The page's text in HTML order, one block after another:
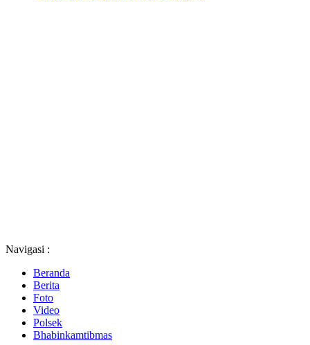
Navigasi :
Beranda
Berita
Foto
Video
Polsek
Bhabinkamtibmas